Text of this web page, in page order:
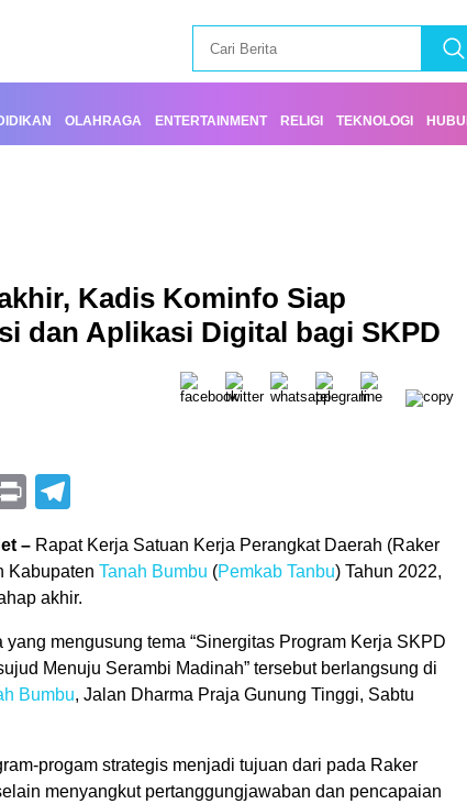
OLAHRAGA ENTERTAINMENT RELIGI TEKNOLOGI
Kadis Kominfo Siap
dan Aplikasi Digital bagi SKPD
Print
– Rapat Kerja Satuan Kerja Perangkat Daerah (Raker
Kabupaten Tanah Bumbu (Pemkab Tanbu) Tahun 2022,
akhir.
mengusung tema “Sinergitas Program Kerja SKPD
Menuju Serambi Madinah” tersebut berlangsung di
Bumbu, Jalan Dharma Praja Gunung Tinggi, Sabtu
progam strategis menjadi tujuan dari pada Raker
menyangkut pertanggungjawaban dan pencapaian